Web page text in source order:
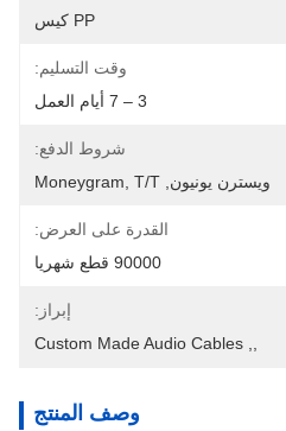
PP كيس
وقت التسليم:
3 – 7 أيام العمل
شروط الدفع:
ويسترن يونيون, Moneygram, T/T
القدرة على العرض:
90000 قطع شهريا
إبراز:
Custom Made Audio Cables
وصف المنتج